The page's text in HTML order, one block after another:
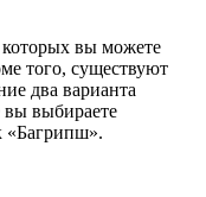
которых вы можете
того, существуют
два варианта
выбираете
«Багрипш».